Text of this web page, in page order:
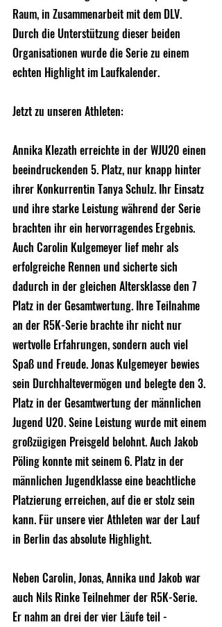
Raum, in Zusammenarbeit mit dem DLV.
Durch die Unterstützung dieser beiden
Organisationen wurde die Serie zu einem
echten Highlight im Laufkalender.
Jetzt zu unseren Athleten:
Annika Klezath erreichte in der WJU20 einen
beeindruckenden 5. Platz, nur knapp hinter
ihrer Konkurrentin Tanya Schulz. Ihr Einsatz
und ihre starke Leistung während der Serie
brachten ihr ein hervorragendes Ergebnis.
Auch Carolin Kulgemeyer lief mehr als
erfolgreiche Rennen und sicherte sich
dadurch in der gleichen Altersklasse den 7
Platz in der Gesamtwertung. Ihre Teilnahme
an der R5K-Serie brachte ihr nicht nur
wertvolle Erfahrungen, sondern auch viel
Spaß und Freude. Jonas Kulgemeyer bewies
sein Durchhaltevermögen und belegte den 3.
Platz in der Gesamtwertung der männlichen
Jugend U20. Seine Leistung wurde mit einem
großzügigen Preisgeld belohnt. Auch Jakob
Pöling konnte mit seinem 6. Platz in der
männlichen Jugendklasse eine beachtliche
Platzierung erreichen, auf die er stolz sein
kann. Für unsere vier Athleten war der Lauf
in Berlin das absolute Highlight.
Neben Carolin, Jonas, Annika und Jakob war
auch Nils Rinke Teilnehmer der R5K-Serie.
Er nahm an drei der vier Läufe teil -